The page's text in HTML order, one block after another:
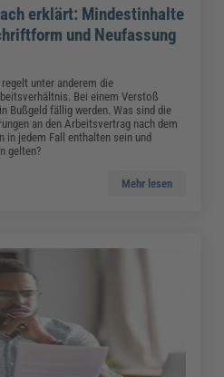
erklärt: Mindestinhalte
und Neufassung
unter anderem die
Bei einem Verstoß
Bußgeld fällig werden. Was sind die
an den Arbeitsvertrag nach dem
in jedem Fall enthalten sein und
gelten?
Mehr lesen